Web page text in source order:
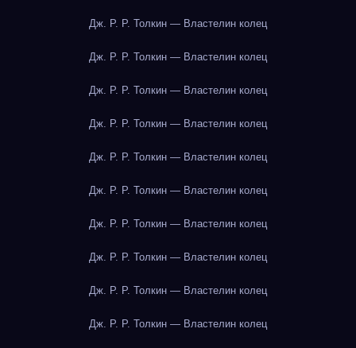
Дж. Р. Р. Толкин — Властелин колец
Дж. Р. Р. Толкин — Властелин колец
Дж. Р. Р. Толкин — Властелин колец
Дж. Р. Р. Толкин — Властелин колец
Дж. Р. Р. Толкин — Властелин колец
Дж. Р. Р. Толкин — Властелин колец
Дж. Р. Р. Толкин — Властелин колец
Дж. Р. Р. Толкин — Властелин колец
Дж. Р. Р. Толкин — Властелин колец
Дж. Р. Р. Толкин — Властелин колец